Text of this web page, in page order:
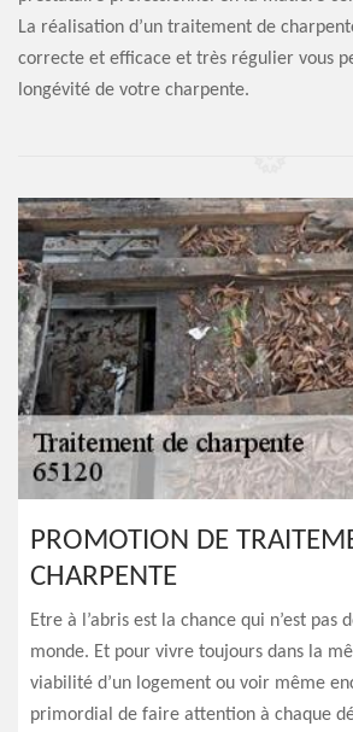
La réalisation d’un traitement de
correcte et efficace et très régulier vous
longévité de votre charpente.
PROMOTION DE
CHARPENTE
Etre à l’abris est la chance qui n’est pas
monde. Et pour vivre toujours dans la
viabilité d’un logement ou voir même
primordial de faire attention à chaque